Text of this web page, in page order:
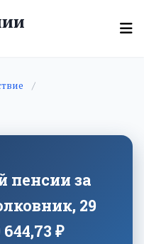
пенсии за
29
₽